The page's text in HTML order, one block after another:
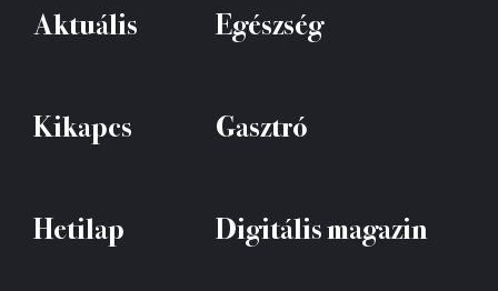
Aktuális Egészség
Kikapcs Gasztró
Hetilap Digitális magazin